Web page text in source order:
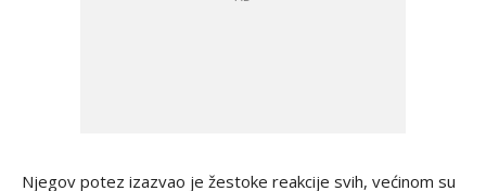
Njegov potez izazvao je žestoke reakcije svih, većinom su